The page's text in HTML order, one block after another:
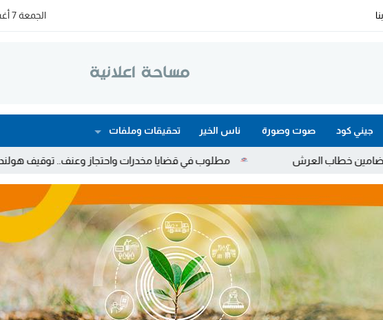
الجمعة 7 أغسطس 2026 - 21:56 مساءً
جيني كود صوت وصورة ناس الخير تحقيقات وملفات
مطلوب في قضايا مخدرات واحتجاز وعنف.. توقيف هولندي بوجدة ملاحق بأمر